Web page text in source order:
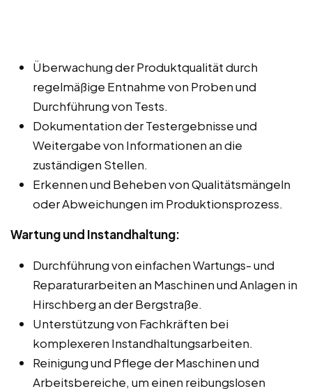
Überwachung der Produktqualität durch
regelmäßige Entnahme von Proben und
Durchführung von Tests.
Dokumentation der Testergebnisse und
Weitergabe von Informationen an die
zuständigen Stellen.
Erkennen und Beheben von Qualitätsmängeln
oder Abweichungen im Produktionsprozess.
Wartung und Instandhaltung:
Durchführung von einfachen Wartungs- und
Reparaturarbeiten an Maschinen und Anlagen in
Hirschberg an der Bergstraße.
Unterstützung von Fachkräften bei
komplexeren Instandhaltungsarbeiten.
Reinigung und Pflege der Maschinen und
Arbeitsbereiche, um einen reibungslosen